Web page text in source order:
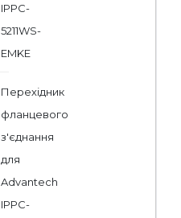
IPPC-
5211WS-
EMKE
Перехідник
фланцевого
з'єднання
для
Advantech
IPPC-